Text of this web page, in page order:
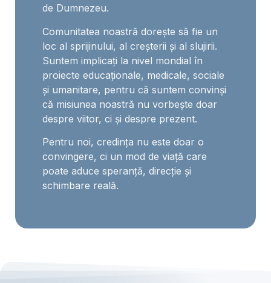
de Dumnezeu.
Comunitatea noastră dorește să fie un
loc al sprijinului, al creșterii și al slujirii.
Suntem implicați la nivel mondial în
proiecte educaționale, medicale, sociale
și umanitare, pentru că suntem convinși
că misiunea noastră nu vorbește doar
despre viitor, ci și despre prezent.
Pentru noi, credința nu este doar o
convingere, ci un mod de viață care
poate aduce speranță, direcție și
schimbare reală.